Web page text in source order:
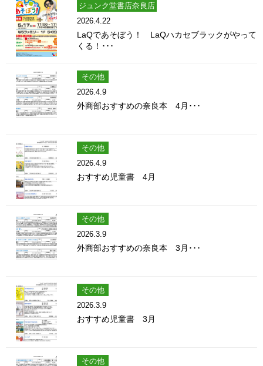
ジュンク堂書店奈良店
2026.4.22
LaQであそぼう！ LaQハカセブラックがやって
くる！･･･
その他
2026.4.9
外商部おすすめの奈良本 4月･･･
その他
2026.4.9
おすすめ児童書 4月
その他
2026.3.9
外商部おすすめの奈良本 3月･･･
その他
2026.3.9
おすすめ児童書 3月
その他